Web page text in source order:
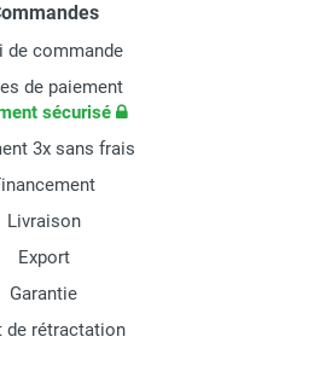
de commande
de paiement
sécurisé
3x sans frais
Livraison
Export
Garantie
de rétractation